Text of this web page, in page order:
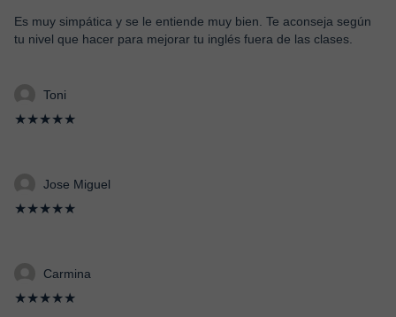
Es muy simpática y se le entiende muy bien. Te aconseja según
tu nivel que hacer para mejorar tu inglés fuera de las clases.
Toni
★★★★★
Jose Miguel
★★★★★
Carmina
★★★★★